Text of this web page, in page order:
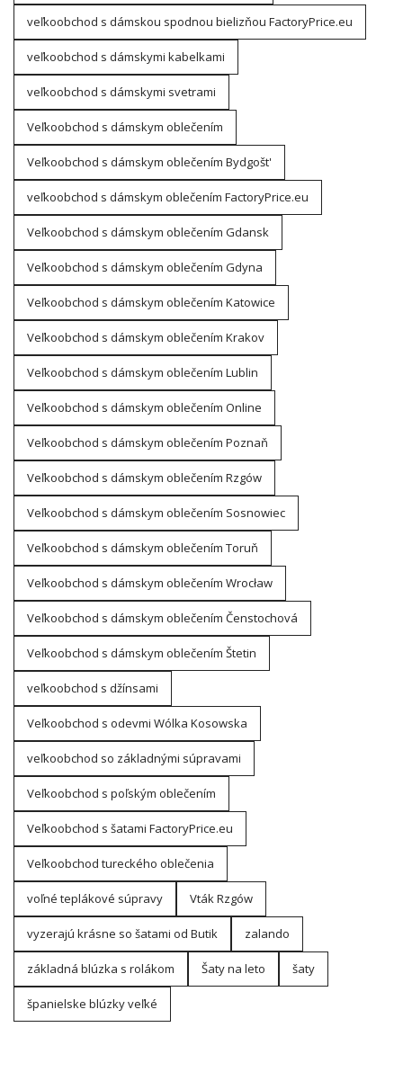
veľkoobchod s dámskou spodnou bielizňou FactoryPrice.eu
veľkoobchod s dámskymi kabelkami
veľkoobchod s dámskymi svetrami
Veľkoobchod s dámskym oblečením
Veľkoobchod s dámskym oblečením Bydgošt'
veľkoobchod s dámskym oblečením FactoryPrice.eu
Veľkoobchod s dámskym oblečením Gdansk
Veľkoobchod s dámskym oblečením Gdyna
Veľkoobchod s dámskym oblečením Katowice
Veľkoobchod s dámskym oblečením Krakov
Veľkoobchod s dámskym oblečením Lublin
Veľkoobchod s dámskym oblečením Online
Veľkoobchod s dámskym oblečením Poznaň
Veľkoobchod s dámskym oblečením Rzgów
Veľkoobchod s dámskym oblečením Sosnowiec
Veľkoobchod s dámskym oblečením Toruň
Veľkoobchod s dámskym oblečením Wrocław
Veľkoobchod s dámskym oblečením Čenstochová
Veľkoobchod s dámskym oblečením Štetin
veľkoobchod s džínsami
Veľkoobchod s odevmi Wólka Kosowska
veľkoobchod so základnými súpravami
Veľkoobchod s poľským oblečením
Veľkoobchod s šatami FactoryPrice.eu
Veľkoobchod tureckého oblečenia
voľné teplákové súpravy Vták Rzgów
vyzerajú krásne so šatami od Butik zalando
základná blúzka s rolákom Šaty na leto šaty
španielske blúzky veľké